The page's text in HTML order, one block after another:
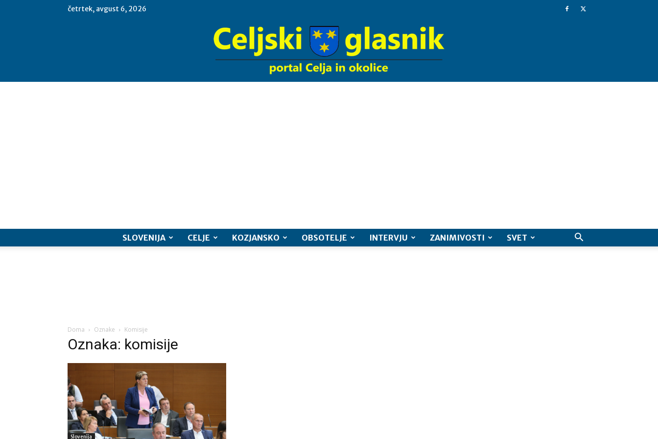
četrtek, avgust 6, 2026
SLOVENIJA CELJE KOZJANSKO OBSOTELJE INTERVJU ZANIMIVOSTI SVET
Doma Oznake Komisije
Oznaka: komisije
Slovenija